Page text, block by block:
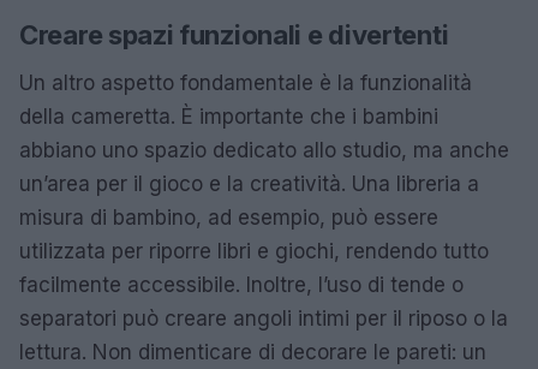
Creare spazi funzionali e divertenti
Un altro aspetto fondamentale è la funzionalità
della cameretta. È importante che i bambini
abbiano uno spazio dedicato allo studio, ma anche
un’area per il gioco e la creatività. Una libreria a
misura di bambino, ad esempio, può essere
utilizzata per riporre libri e giochi, rendendo tutto
facilmente accessibile. Inoltre, l’uso di tende o
separatori può creare angoli intimi per il riposo o la
lettura. Non dimenticare di decorare le pareti: un